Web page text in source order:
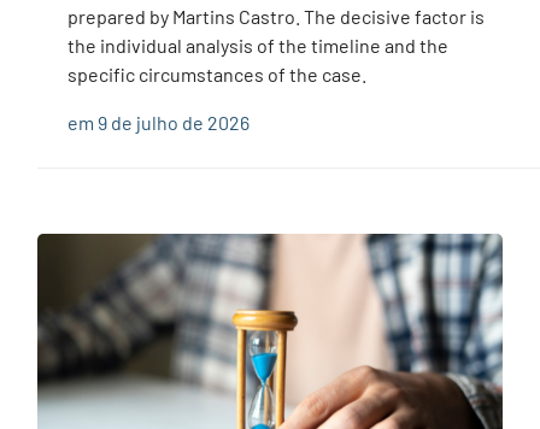
prepared by Martins Castro. The decisive factor is
the individual analysis of the timeline and the
specific circumstances of the case.
em 9 de julho de 2026